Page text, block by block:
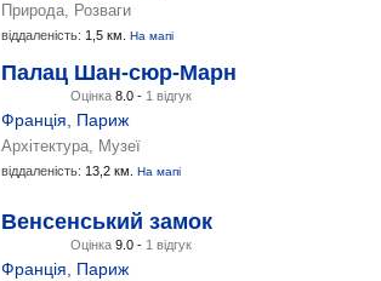
Природа, Розваги
віддаленість: 1,5 км. На мапі
Палац Шан-сюр-Марн
Оцінка 8.0 - 1 відгук
Франція Париж
Архітектура, Музеї
віддаленість: 13,2 км. На мапі
Венсенський замок
Оцінка 9.0 - 1 відгук
Франція Париж